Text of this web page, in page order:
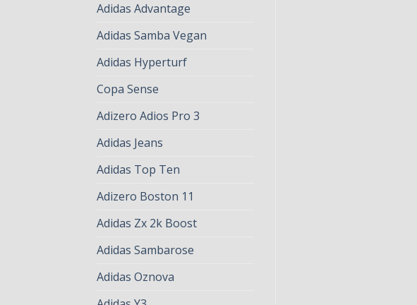
Adidas Advantage
Adidas Samba Vegan
Adidas Hyperturf
Copa Sense
Adizero Adios Pro 3
Adidas Jeans
Adidas Top Ten
Adizero Boston 11
Adidas Zx 2k Boost
Adidas Sambarose
Adidas Oznova